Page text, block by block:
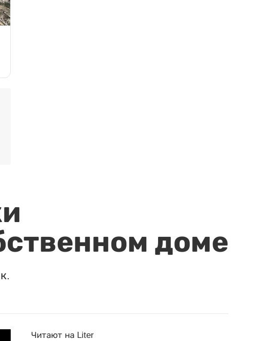
доме
Читают на Liter